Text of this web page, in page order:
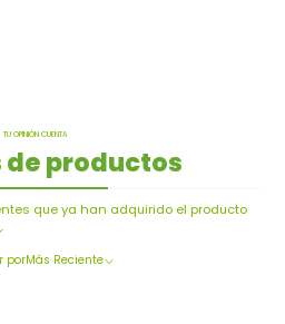
TU OPINIÓN CUENTA
de productos
que ya han adquirido el producto
porMás Reciente